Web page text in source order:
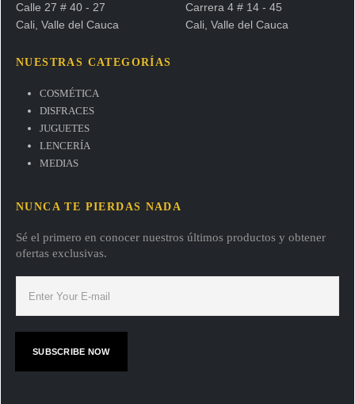
Calle 27 # 40 - 27
Cali, Valle del Cauca
Carrera 4 # 14 - 45
Cali, Valle del Cauca
NUESTRAS CATEGORÍAS
COSMÉTICA
DISFRACES
JUGUETES
LENCERÍA
MEDIAS
NUNCA TE PIERDAS NADA
Sé el primero en conocer nuestros últimos productos y obtener
ofertas exclusivas.